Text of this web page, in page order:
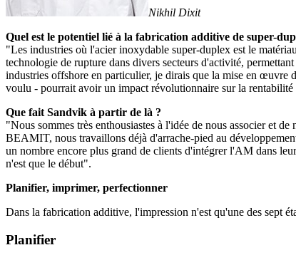
Nikhil Dixit
Quel est le potentiel lié à la fabrication additive de super-
"Les industries où l'acier inoxydable super-duplex est le
technologie de rupture dans divers secteurs d'activité,
industries offshore en particulier, je dirais que la mise en œuvre
voulu - pourrait avoir un impact révolutionnaire sur la rentabilité
Que fait Sandvik à partir de là ?
"Nous sommes très enthousiastes à l'idée de nous associer et
BEAMIT, nous travaillons déjà d'arrache-pied au
un nombre encore plus grand de clients d'intégrer l'AM dans
n'est que le début".
Planifier, imprimer, perfectionner
Dans la fabrication additive, l'impression n'est qu'une des sept
Planifier